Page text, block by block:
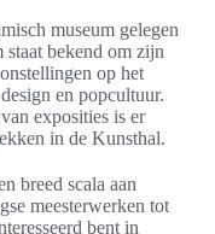
museum gelegen
bekend om zijn
op het
en popcultuur.
exposities is er
in de Kunsthal.
breed scala aan
meesterwerken tot
bent in